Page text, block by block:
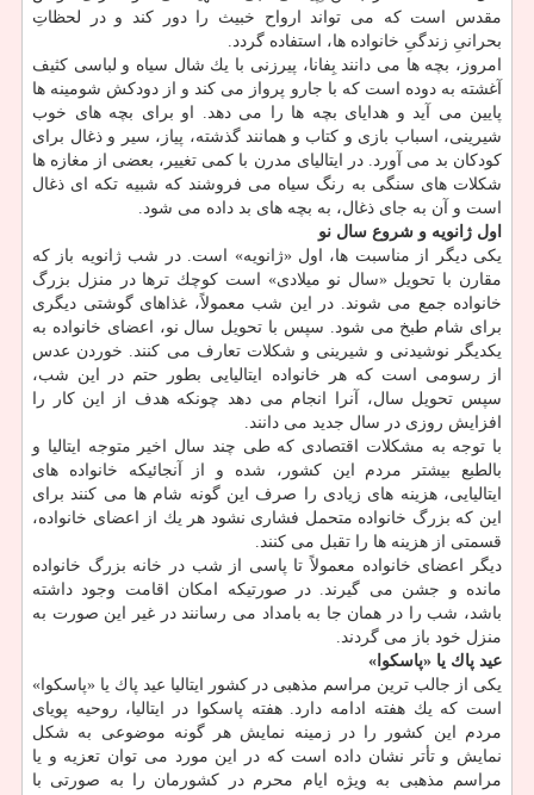
مقدس است كه می تواند ارواح خبیث را دور كند و در لحظاتِ
بحرانیِ زندگیِ خانواده ها، استفاده گردد.
امروز، بچه ها می دانند بِفانا، پیرزنی با یك شال سیاه و لباسی كثیف
آغشته به دوده است كه با جارو پرواز می كند و از دودكش شومینه ها
پایین می آید و هدایای بچه ها را می دهد. او برای بچه های خوب
شیرینی، اسباب بازی و كتاب و همانند گذشته، پیاز، سیر و ذغال برای
كودكان بد می آورد. در ایتالیای مدرن با كمی تغییر، بعضی از مغازه ها
شكلات های سنگی به رنگ سیاه می فروشند كه شبیه تكه ای ذغال
است و آن به جای ذغال، به بچه های بد داده می شود.
اول ژانویه و شروع سال نو
یكی دیگر از مناسبت ها، اول «ژانویه» است. در شب ژانویه باز كه
مقارن با تحویل «سال نو میلادی» است كوچك ترها در منزل بزرگ
خانواده جمع می شوند. در این شب معمولاً، غذاهای گوشتی دیگری
برای شام طبخ می شود. سپس با تحویل سال نو، اعضای خانواده به
یكدیگر نوشیدنی و شیرینی و شكلات تعارف می كنند. خوردن عدس
از رسومی است كه هر خانواده ایتالیایی بطور حتم در این شب،
سپس تحویل سال، آنرا انجام می دهد چونكه هدف از این كار را
افزایش روزی در سال جدید می دانند.
با توجه به مشكلات اقتصادی كه طی چند سال اخیر متوجه ایتالیا و
بالطبع بیشتر مردم این كشور، شده و از آنجائیكه خانواده های
ایتالیایی، هزینه های زیادی را صرف این گونه شام ها می كنند برای
این كه بزرگ خانواده متحمل فشاری نشود هر یك از اعضای خانواده،
قسمتی از هزینه ها را تقبل می كنند.
دیگر اعضای خانواده معمولاً تا پاسی از شب در خانه بزرگ خانواده
مانده و جشن می گیرند. در صورتیكه امكان اقامت وجود داشته
باشد، شب را در همان جا به بامداد می رسانند در غیر این صورت به
منزل خود باز می گردند.
عید پاك یا «پاسكوا»
یكی از جالب ترین مراسم مذهبی در كشور ایتالیا عید پاك یا «پاسكوا»
است كه یك هفته ادامه دارد. هفته پاسكوا در ایتالیا، روحیه پویای
مردم این كشور را در زمینه نمایش هر گونه موضوعی به شكل
نمایش و تأتر نشان داده است كه در این مورد می توان تعزیه و یا
مراسم مذهبی به ویژه ایام محرم در كشورمان را به صورتی با